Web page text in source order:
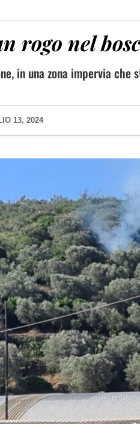
rogo nel
in una zona impervia
13, 2024